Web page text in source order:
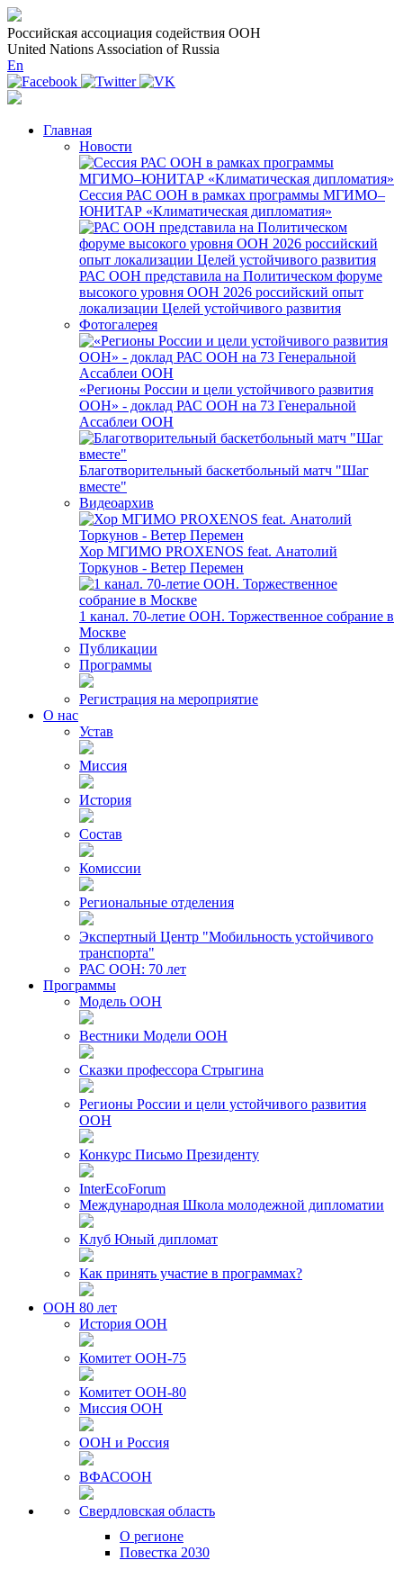
Российская ассоциация содействия ООН
United Nations Association of Russia
En
Главная
Новости
Сессия РАС ООН в рамках программы МГИМО–
ЮНИТАР «Климатическая дипломатия»
РАС ООН представила на Политическом форуме
высокого уровня ООН 2026 российский опыт
локализации Целей устойчивого развития
Фотогалерея
«Регионы России и цели устойчивого развития
ООН» - доклад РАС ООН на 73 Генеральной
Ассаблеи ООН
Благотворительный баскетбольный матч "Шаг
вместе"
Видеоархив
Хор МГИМО PROXENOS feat. Анатолий
Торкунов - Ветер Перемен
1 канал. 70-летие ООН. Торжественное собрание в
Москве
Публикации
Программы
Регистрация на мероприятие
О нас
Устав
Миссия
История
Состав
Комиссии
Региональные отделения
Экспертный Центр "Мобильность устойчивого
транспорта"
РАС ООН: 70 лет
Программы
Модель ООН
Вестники Модели ООН
Сказки профессора Стрыгина
Регионы России и цели устойчивого развития
ООН
Конкурс Письмо Президенту
InterEcoForum
Международная Школа молодежной дипломатии
Клуб Юный дипломат
Как принять участие в программах?
ООН 80 лет
История ООН
Комитет ООН-75
Комитет ООН-80
Миссия ООН
ООН и Россия
ВФАСООН
Свердловская область
О регионе
Повестка 2030